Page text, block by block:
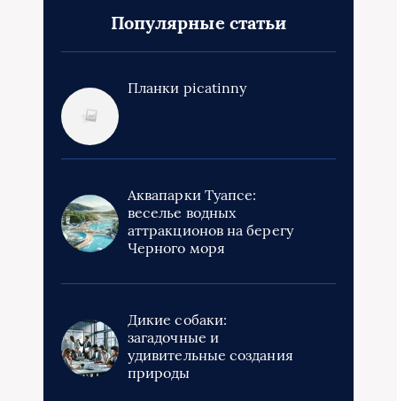
Популярные статьи
Планки picatinny
Аквапарки Туапсе:
веселье водных
аттракционов на берегу
Черного моря
Дикие собаки:
загадочные и
удивительные создания
природы